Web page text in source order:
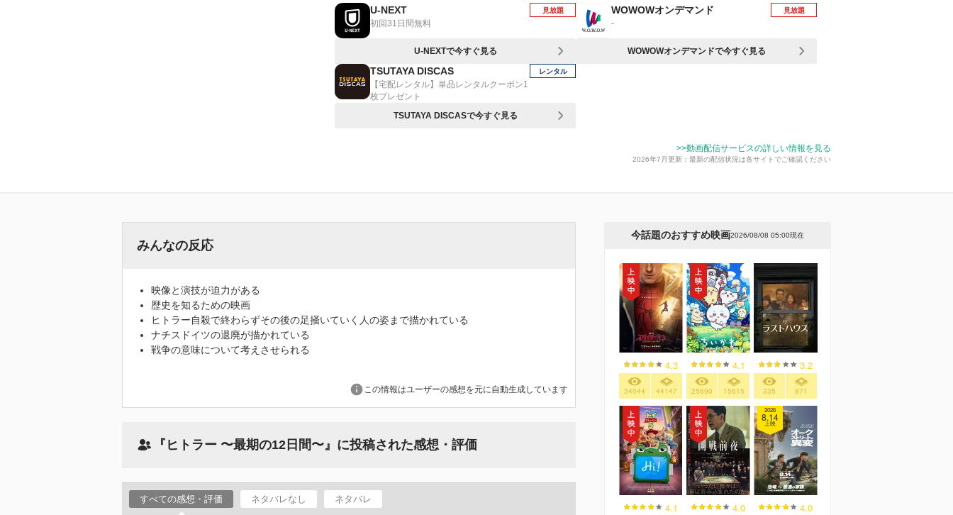
U-NEXT
初回31日間無料
見放題
U-NEXTで今すぐ見る
WOWOWオンデマンド
-
見放題
WOWOWオンデマンドで今すぐ見る
TSUTAYA DISCAS
【宅配レンタル】単品レンタルクーポン1
枚プレゼント
レンタル
TSUTAYA DISCASで今すぐ見る
>>動画配信サービスの詳しい情報を見る
2026年7月更新：最新の配信状況は各サイトでご確認ください
みんなの反応
映像と演技が迫力がある
歴史を知るための映画
ヒトラー自殺で終わらずその後の足掻いていく人の姿まで描かれている
ナチスドイツの退廃が描かれている
戦争の意味について考えさせられる
この情報はユーザーの感想を元に自動生成しています
『ヒトラー 〜最期の12日間〜』に投稿された感想・評価
すべての感想・評価 ネタバレなし ネタバレ
今話題のおすすめ映画2026/08/08 05:00現在
4.3
34044 44147
4.1
25690 15615
3.2
335 871
4.1 4.0
2026
8.14
上映
4.0